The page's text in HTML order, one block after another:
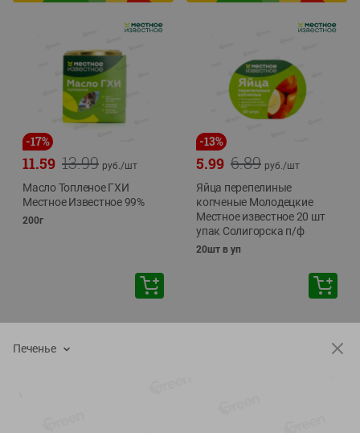
-17%
13.99
11.59 руб./шт
Масло Топленое ГХИ
Местное Известное 99%
200г
-13%
6.89
5.99 руб./шт
Яйца перепелиные
копченые Молодецкие
Местное известное 20 шт
упак Солигорска п/ф
20шт в уп
Печенье